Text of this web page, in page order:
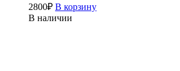
2800₽ В корзину
В наличии